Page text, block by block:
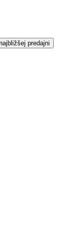
predajni